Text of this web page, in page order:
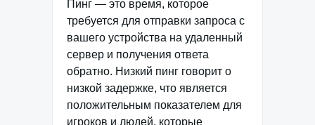
Пинг — это время, которое
требуется для отправки запроса с
вашего устройства на удаленный
сервер и получения ответа
обратно. Низкий пинг говорит о
низкой задержке, что является
положительным показателем для
игроков и людей, которые